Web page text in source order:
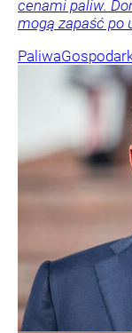
cenami paliw.
mogą zapaść po
Paliwa